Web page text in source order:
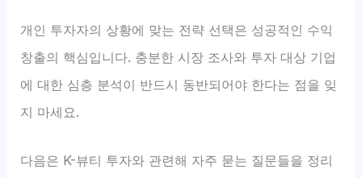
개인 투자자의 상황에 맞는 전략 선택은 성공적인 수익
창출의 핵심입니다. 충분한 시장 조사와 투자 대상 기업
에 대한 심층 분석이 반드시 동반되어야 한다는 점을 잊
지 마세요.
다음은 K-뷰티 투자와 관련해 자주 묻는 질문들을 정리